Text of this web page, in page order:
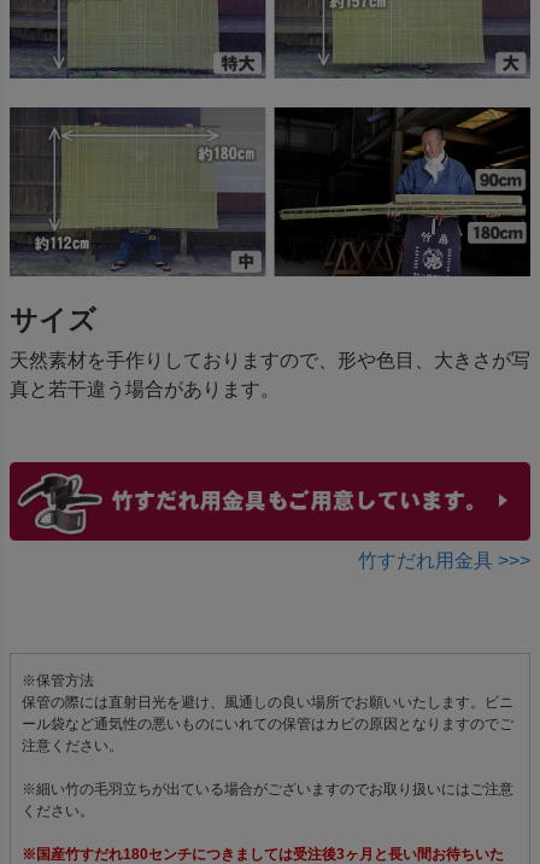
サイズ
天然素材を手作りしておりますので、形や色目、大きさが写
真と若干違う場合があります。
竹すだれ用金具 >>>
※保管方法
保管の際には直射日光を避け、風通しの良い場所でお願いいたします。ビニ
ール袋など通気性の悪いものにいれての保管はカビの原因となりますのでご
注意ください。
※細い竹の毛羽立ちが出ている場合がございますのでお取り扱いにはご注意
ください。
※国産竹すだれ180センチにつきましては受注後3ヶ月と長い間お待ちいた